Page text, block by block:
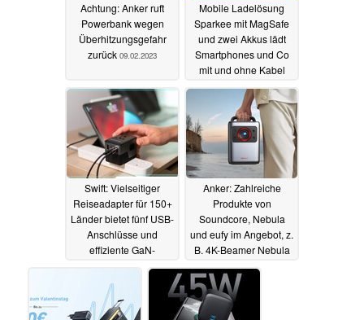
Achtung: Anker ruft
Powerbank wegen
Überhitzungsgefahr
zurück 09.02.2023
Mobile Ladelösung
Sparkee mit MagSafe
und zwei Akkus lädt
Smartphones und Co
mit und ohne Kabel
08.02.2023
Swift: Vielseitiger
Reiseadapter für 150+
Länder bietet fünf USB-
Anschlüsse und
effiziente GaN-
Technologie07.02.2023
Anker: Zahlreiche
Produkte von
Soundcore, Nebula
und eufy im Angebot, z.
B. 4K-Beamer Nebula
Cosmos Laser 4K
06.02.2023